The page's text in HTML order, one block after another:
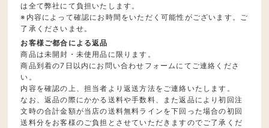
は全て弊社にて負担いたします。
※内容によって確認にお時間をいただく可能性がございます。ご
了承くださいませ。
お客様ご都合による返品
商品は未開封・未使用品に限ります。
商品到着の7日以内にお問い合わせフォームにてご連絡くださ
い。
内容を確認の上、担当者より返送方法をご連絡いたします。
なお、返品の際にかかる送料や手数料、また返品により初回注
文時の合計金額が当店の送料無料ラインを下回った場合の初回
送料分をお客様のご負担とさせていただきますのでご了承くだ